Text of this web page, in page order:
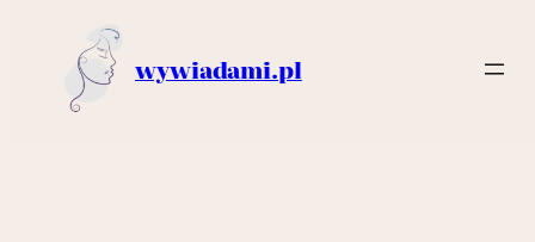
wywiadami.pl